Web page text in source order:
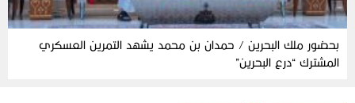
بحضور ملك البحرين / حمدان بن محمد يشهد التمرين العسكري
المشترك “درع البحرين”